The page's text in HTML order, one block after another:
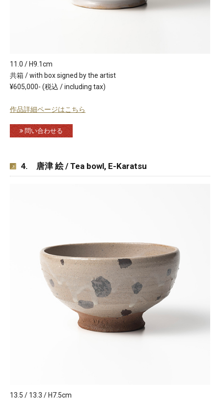
11.0 / H9.1cm
共箱 / with box signed by the artist
¥605,000- (税込 / including tax)
作品詳細ページはこちら
問い合わせる
4. 唐津 絵 / Tea bowl, E-Karatsu
13.5 / 13.3 / H7.5cm